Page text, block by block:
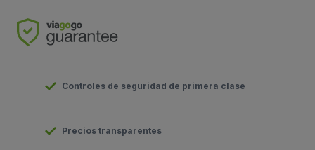
Controles de seguridad de primera clase
Precios transparentes